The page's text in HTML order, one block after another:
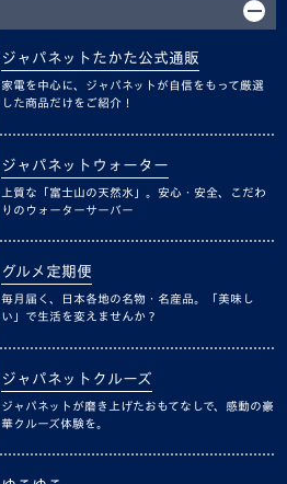
ジャパネットたかた公式通販
家電を中心に、ジャパネットが自信をもって厳選
した商品だけをご紹介！
ジャパネットウォーター
上質な「富士山の天然水」。安心・安全、こだわ
りのウォーターサーバー
グルメ定期便
毎月届く、日本各地の名物・名産品。「美味し
い」で生活を変えませんか？
ジャパネットクルーズ
ジャパネットが磨き上げたおもてなしで、感動の豪
華クルーズ体験を。